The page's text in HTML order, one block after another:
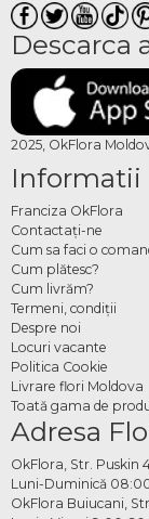
Descarca
2025, OkFlora
Informatii
Franciza OkFlora
Contactaţi-ne
Cum sa faci o
Cum plătesc?
Cum livrăm?
Termeni, condiţii
Despre noi
Locuri vacante
Politica Cookie
Livrare flori Moldova
Toată gama de
Adresa
OkFlora, Str. Puskin
Luni-Duminică
OkFlora Buiucani,